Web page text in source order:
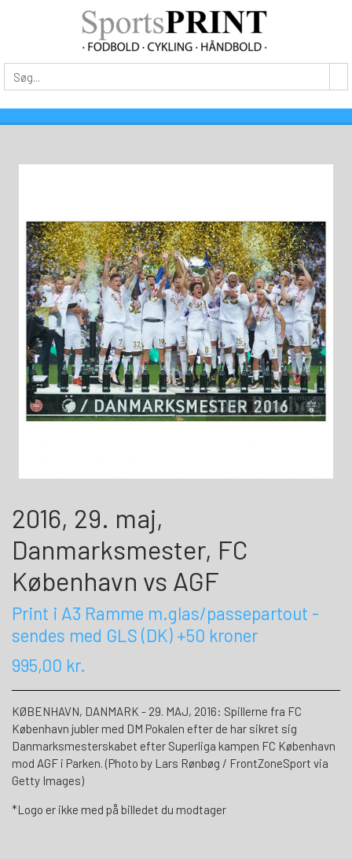
2016, 29. maj,
Danmarksmester, FC
København vs AGF
Print i A3 Ramme m.glas/passepartout -
sendes med GLS (DK) +50 kroner
995,00 kr.
KØBENHAVN, DANMARK - 29. MAJ, 2016: Spillerne fra FC
København jubler med DM Pokalen efter de har sikret sig
Danmarksmesterskabet efter Superliga kampen FC København
mod AGF i Parken. (Photo by Lars Rønbøg / FrontZoneSport via
Getty Images)
*Logo er ikke med på billedet du modtager